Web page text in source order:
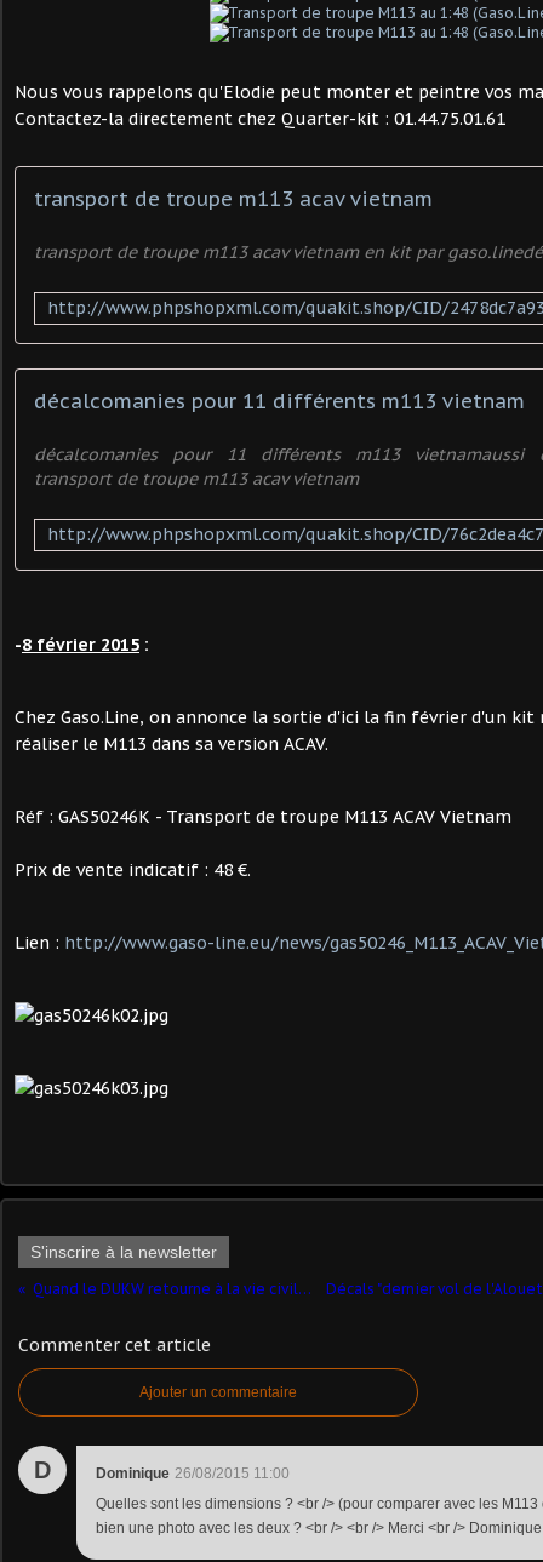
Nous vous rappelons qu'Elodie peut monter et peintre vos
Contactez-la directement chez Quarter-kit : 01.44.75.01.61
transport de troupe m113 acav vietnam
transport de troupe m113 acav vietnam en kit par
décalcomanies pour 11 différents m113 vietnam
décalcomanies pour 11 différents m113 vietnamaussi
transport de troupe m113 acav vietnam
-8 février 2015 :
Chez Gaso.Line, on annonce la sortie d'ici la fin février d'un
réaliser le M113 dans sa version ACAV.
Réf : GAS50246K - Transport de troupe M113 ACAV Vietnam
Prix de vente indicatif : 48 €.
Lien : http://www.gaso-line.eu/news/
S'inscrire à la newsletter
Quand le DUKW retourne à la vie civile...
Commenter cet article
Ajouter un commentaire
D Dominique 26/08/2015 11:00
Quelles sont les dimensions ? <br /> (pour comparer avec les M113
bien une photo avec les deux ? <br /> <br /> Merci <br /> Dominique